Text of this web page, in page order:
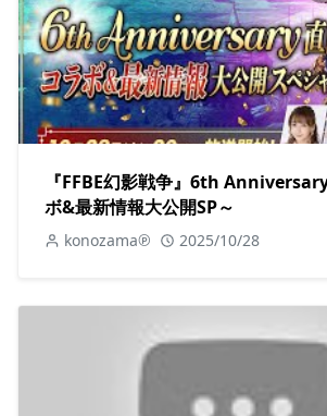
『FFBE幻影戦争』6th
ボ&最新情報大公開SP～
konozama℗ 2025/10/28